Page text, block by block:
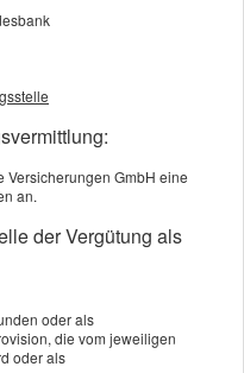
auch
Versicherungen GmbH eine
an.
der Vergütung als
oder als
die vom jeweiligen
oder als